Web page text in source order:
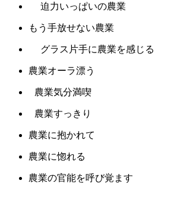
迫力いっぱいの農業
もう手放せない農業
グラス片手に農業を感じる
農業オーラ漂う
農業気分満喫
農業すっきり
農業に抱かれて
農業に惚れる
農業の官能を呼び覚ます